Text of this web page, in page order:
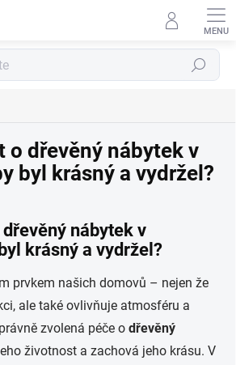
Hledat
o dřevěný nábytek v
byl krásný a vydržel?
nábytek v
krásný a vydržel?
prvkem našich domovů – nejen že
ale také ovlivňuje atmosféru a
zvolená péče o dřevěný
životnost a zachová jeho krásu. V